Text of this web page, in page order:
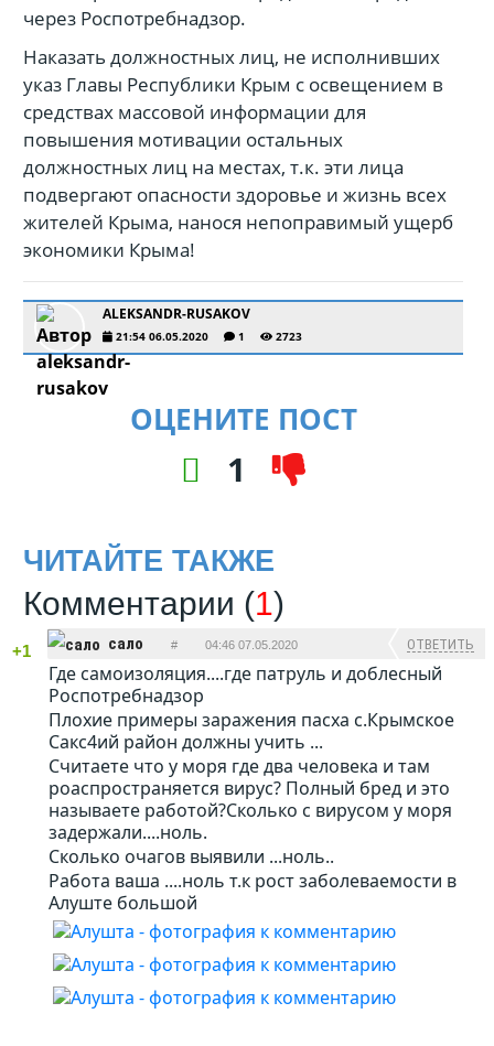
через Роспотребнадзор.
Наказать должностных лиц, не исполнивших
указ Главы Республики Крым с освещением в
средствах массовой информации для
повышения мотивации остальных
должностных лиц на местах, т.к. эти лица
подвергают опасности здоровье и жизнь всех
жителей Крыма, нанося непоправимый ущерб
экономики Крыма!
ALEKSANDR-RUSAKOV
21:54 06.05.2020 1 2723
ОЦЕНИТЕ ПОСТ
1
ЧИТАЙТЕ ТАКЖЕ
Комментарии (1)
+1 сало # 04:46 07.05.2020 ОТВЕТИТЬ
Где самоизоляция....где патруль и доблесный
Роспотребнадзор
Плохие примеры заражения пасха с.Крымское
Сакс4ий район должны учить ...
Считаете что у моря где два человека и там
роаспространяется вирус? Полный бред и это
называете работой?Сколько с вирусом у моря
задержали....ноль.
Сколько очагов выявили ...ноль..
Работа ваша ....ноль т.к рост заболеваемости в
Алуште большой